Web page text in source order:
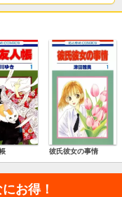
彼氏彼女の事情
お得！